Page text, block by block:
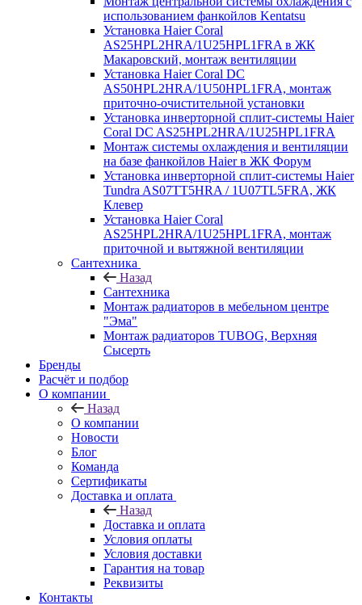
использованием фанкойлов Kentatsu
Установка Haier Coral
AS25HPL2HRA/1U25HPL1FRA в ЖК
Макаровский, монтаж вентиляции
Установка Haier Coral DC
AS50HPL2HRA/1U50HPL1FRA, монтаж
приточно-очистительной установки
Установка инверторной сплит-системы Haier
Coral DC AS25HPL2HRA/1U25HPL1FRA
Монтаж системы охлаждения и вентиляции
на базе фанкойлов Haier в ЖК Форум
Установка инверторной сплит-системы Haier
Tundra AS07TT5HRA / 1U07TL5FRA, ЖК
Клевер
Установка Haier Coral
AS25HPL2HRA/1U25HPL1FRA, монтаж
приточной и вытяжной вентиляции
Сантехника
Назад
Сантехника
Монтаж радиаторов в мебельном центре
"Эма"
Монтаж радиаторов TUBOG, Верхняя
Сысерть
Бренды
Расчёт и подбор
О компании
Назад
О компании
Новости
Блог
Команда
Сертификаты
Доставка и оплата
Назад
Доставка и оплата
Условия оплаты
Условия доставки
Гарантия на товар
Реквизиты
Контакты